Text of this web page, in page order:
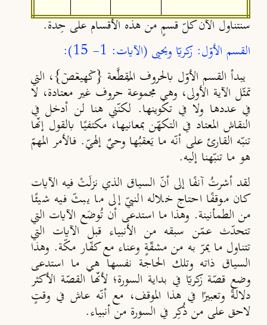
سنتناول الآن كلّ قسمٍ من هذه الأقسام على حِدة.
القسم الأوّل: زكريّا ويحيى (الآيات: 1- 15):
يبدأ القسم الأوّل بالحروف المُقطَّعة {كۤهيعۤصۤ}، التي
تمثّل الآية الأولى، وهي مجموعة حروف غير معتادة، لا
في عددها ولا في تكوينها. لكنّني هنا لن أدخل في
النقاش المعتاد في التكهّن بمعانيها، مكتفيًا بالقول إنّها
تنبّه القارئ على أنّه ما يَعقبُها وحيٌ إلهيّ. فالأمر المهمّ
هو ما تنبّهنا إليه.
لقد أشرتُ آنفًا إلى أنّ السياق الذي نزلَتْ فيه الآيات
كان موقفًا احتاج خلاله النبيّ إلى ما يبثّ فيه شيئًا
من الطمأنينة. وهذا ما استدعى أن تُوضَع الآيات التي
تتحدّث عمّن سبقه من الأنبياء قبل الآيات التي
تتناول ما يمرّ به من مشقّةٍ وعناء مع كفّار مكّة. وهذا
السياق ذاته وتلك الحاجة نفسها هي ما استدعى
وضع قصّة زكريّا في بداية السورة؛ لأنّها القصّة الأكثر
دلالةً وتعبيرًا في هذا الموقف، مع أنّه عاش في وقتٍ
لاحق على من ذُكِر في السورة من أنبياء.